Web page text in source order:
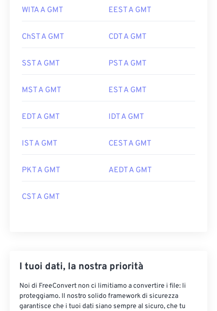
WITA A GMT EEST A GMT
ChST A GMT CDT A GMT
SST A GMT PST A GMT
MST A GMT EST A GMT
EDT A GMT IDT A GMT
IST A GMT CEST A GMT
PKT A GMT AEDT A GMT
CST A GMT
I tuoi dati, la nostra priorità
Noi di FreeConvert non ci limitiamo a convertire i file: li
proteggiamo. Il nostro solido framework di sicurezza
garantisce che i tuoi dati siano sempre al sicuro, che tu